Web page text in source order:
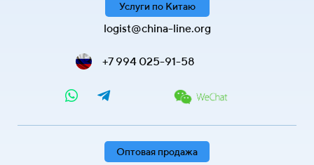
Услуги по Китаю
logist@china-line.org
+7 994 025-91-58
Оптовая продажа